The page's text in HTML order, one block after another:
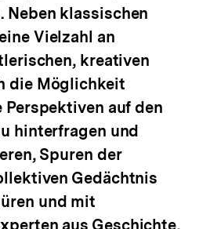
Neben klassischen
Vielzahl an
kreativen
die Möglichkeit
auf den
hinterfragen und
Spuren der
Gedächtnis
und mit
aus Geschichte,